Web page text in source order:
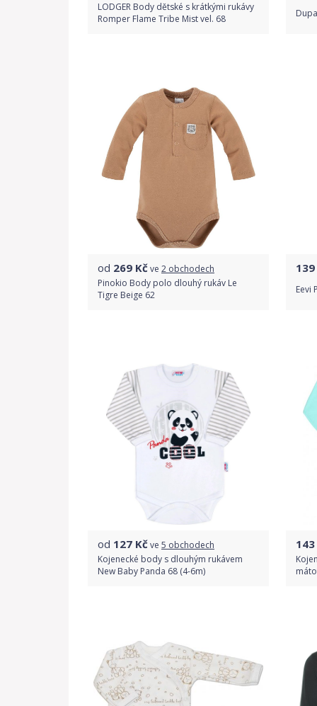
LODGER Body dětské s krátkými rukávy
Romper Flame Tribe Mist vel. 68
od 269 Kčve 2 obchodech
Pinokio Body polo dlouhý rukáv Le
Tigre Beige 62
139
Eevi
od 127 Kčve 5 obchodech
Kojenecké body s dlouhým rukávem
New Baby Panda 68 (4-6m)
143